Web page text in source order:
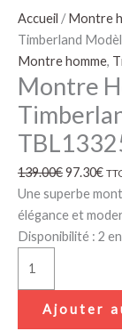
Accueil /Montre
Timberland
Montre homme,
Montre
139.00€97.30€
Une superbe
élégance et
Disponibilité : 2
Ajouter